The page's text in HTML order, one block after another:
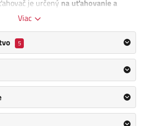
je určený na uťahovanie a
spojovnapr. je regulátor
práce.
7400/min
113l/min
uťahovač EXTOL PREMIUM WI 340
Viac
5